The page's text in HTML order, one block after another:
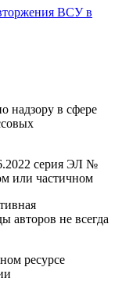
ВСУ в
надзору в сфере
серия ЭЛ №
или частичном
авторов не всегда
ресурсе